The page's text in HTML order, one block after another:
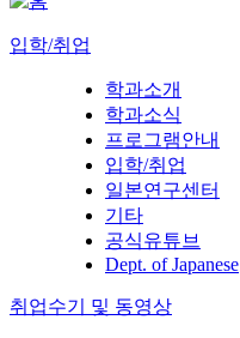
입학/취업
학과소개
학과소식
프로그램안내
입학/취업
일본연구센터
기타
공식유튜브
Dept. of Japanese
취업수기 및 동영상